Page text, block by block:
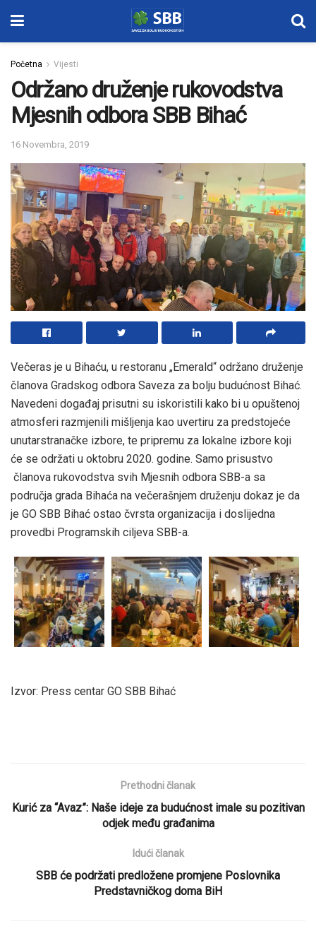
Početna Vijesti
Održano druženje rukovodstva
Mjesnih odbora SBB Bihać
16 Novembra, 2019
Večeras je u Bihaću, u restoranu „Emerald“ održano druženje
članova Gradskog odbora Saveza za bolju budućnost Bihać.
Navedeni događaj prisutni su iskoristili kako bi u opuštenoj
atmosferi razmjenili mišljenja kao uvertiru za predstojeće
unutarstranačke izbore, te pripremu za lokalne izbore koji
će se održati u oktobru 2020. godine. Samo prisustvo
članova rukovodstva svih Mjesnih odbora SBB-a sa
područja grada Bihaća na večerašnjem druženju dokaz je da
je GO SBB Bihać ostao čvrsta organizacija i doslijedna
provedbi Programskih ciljeva SBB-a.
Izvor: Press centar GO SBB Bihać
Prethodni članak
Kurić za “Avaz”: Naše ideje za budućnost imale su pozitivan
odjek među građanima
Idući članak
SBB će podržati predložene promjene Poslovnika
Predstavničkog doma BiH